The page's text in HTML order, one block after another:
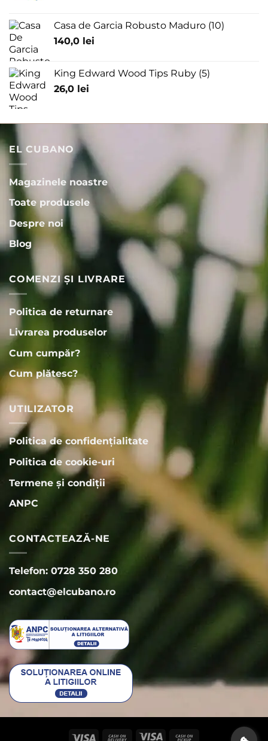
Casa de Garcia Robusto Maduro (10)
140,0 lei
King Edward Wood Tips Ruby (5)
26,0 lei
EL CUBANO
Magazinele noastre
Toate produsele
Despre noi
Blog
COMENZI ȘI LIVRARE
Politica de returnare
Livrarea produselor
Cum cumpăr?
Cum plătesc?
UTILIZATOR
Politica de confidențialitate
Politica de cookie-uri
Termene și condiții
ANPC
CONTACTEAZĂ-NE
Telefon: 0728 350 280
contact@elcubano.ro
Visa Cash Visa